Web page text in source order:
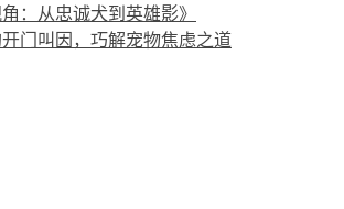
角：从忠诚犬到英雄影》
门叫因，巧解宠物焦虑之道